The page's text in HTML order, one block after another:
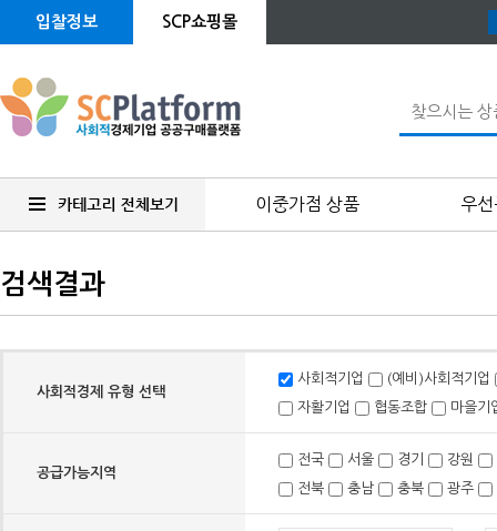
입찰정보 SCP쇼핑몰
이중가점 상품 우
검색결과
사회적경제 유형 선택
사회적기업
(예비)사회적기업
자활기업
협동조합 마을기
공급가능지역
전국 서울 경기 강원
전북
충남 충북 광주